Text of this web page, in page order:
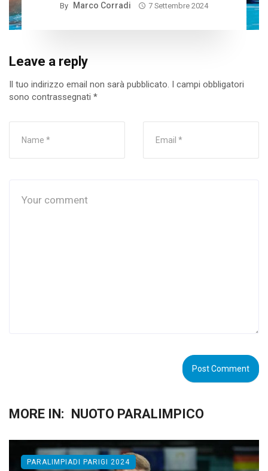
By Marco Corradi 7 Settembre 2024
Leave a reply
Il tuo indirizzo email non sarà pubblicato. I campi obbligatori
sono contrassegnati *
MORE IN: NUOTO PARALIMPICO
PARALIMPIADI PARIGI 2024